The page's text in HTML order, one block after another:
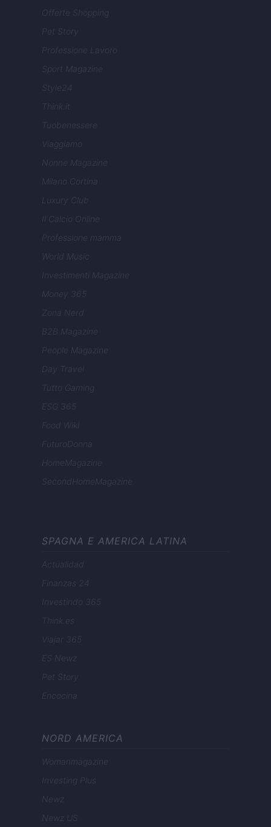
Offerte Shopping
Pet Story
Professione Lavoro
Sport Magazine
Style24
Think.it
Tuobenessere
Viaggiamo
Nonne Magazine
Milano Cortina
Luxury Club
Il Calcio Online
Professione mamma
World Music
Investimenti Magazine
Money 365
Zona Nerd
B2B Magazine
People Magazine
Day Travel
Tutto Gaming
ESG 365
Food Wiki
FuturoDonna
HomeMagazine
SecondHomeMagazine
SPAGNA E AMERICA LATINA
Actualidad
Finanzas 24
Investindo 365
Think.es
Viajar 365
ES Newz
Pet Story
Encocina
NORD AMERICA
Womanmagazine
Investing Plus
Newz
Newz US